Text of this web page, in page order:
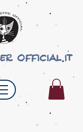
official.it